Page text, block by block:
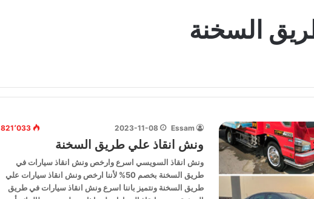
السخنة
Essam
2023-11-08 821٬033
ونش انقاذ علي طريق السخنة
ونش انقاذ السويسي اسرع وارخص ونش انقاذ سيارات في
طريق السخنة بخصم 50% لأننا ارخص ونش انقاذ سيارات علي
طريق السخنة ونتميز باننا اسرع ونش انقاذ سيارات في طريق